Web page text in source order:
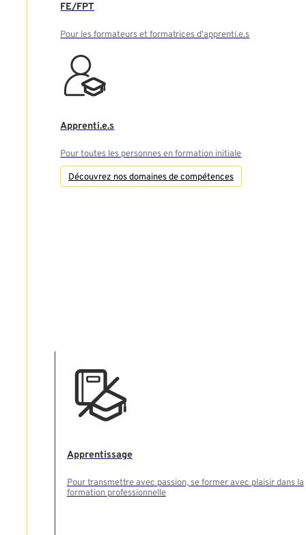
FE/FPT
Pour les formateurs et formatrices d'apprenti.e.s
Apprenti.e.s
Pour toutes les personnes en formation initiale
Découvrez nos domaines de compétences
Apprentissage
Pour transmettre avec passion, se former avec plaisir dans la
formation professionnelle